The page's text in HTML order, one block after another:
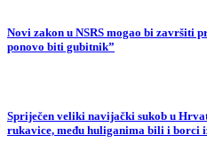
Novi zakon u NSRS mogao bi završiti
ponovo biti gubitnik”
Spriječen veliki navijački sukob u
rukavice, među huliganima bili i borci